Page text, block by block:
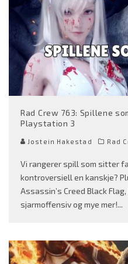
Rad Crew 763: Spillene
Playstation 3
Jostein Hakestad Rad
Vi rangerer spill som sitter
kontroversiell en kanskje?
Assassin’s Creed Black
sjarmoffensiv og mye mer!...